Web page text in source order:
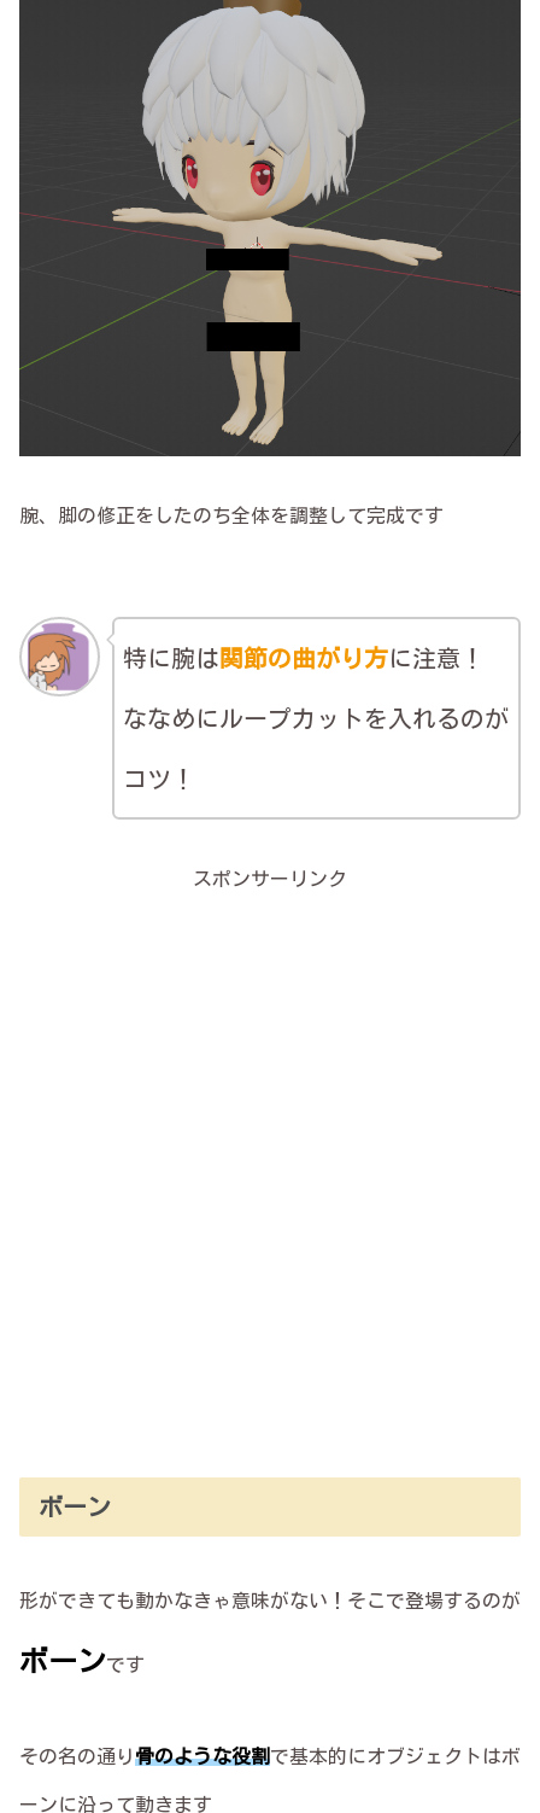
腕、脚の修正をしたのち全体を調整して完成です
特に腕は 関節の曲がり方に注意！
ななめにループカットを入れるのが
コツ！
スポンサーリンク
ボーン
形ができても動かなきゃ意味がない！そこで登場するのが
ボーンです
その名の通り骨のような役割で基本的にオブジェクトはボ
ーンに沿って動きます